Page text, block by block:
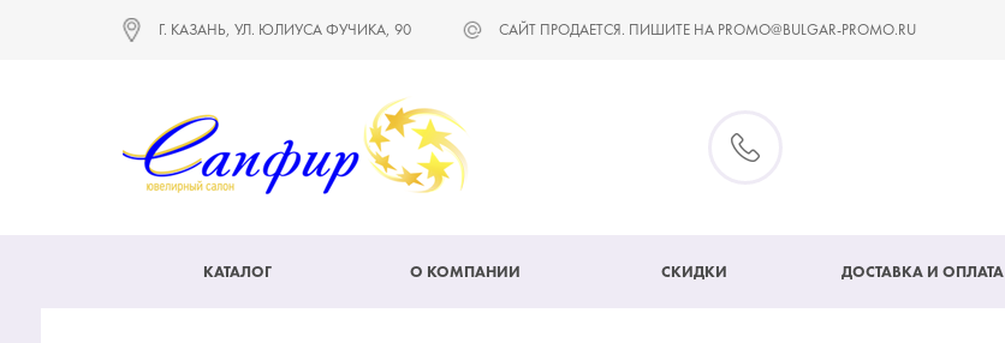
Г. КАЗАНЬ, УЛ. ЮЛИУСА ФУЧИКА, 90 САЙТ ПРОДАЕТСЯ. ПИШИТЕ НА PROMO@BULGAR-PROMO.RU
КАТАЛОГ О КОМПАНИИ СКИДКИ ДОСТАВКА И ОПЛАТА